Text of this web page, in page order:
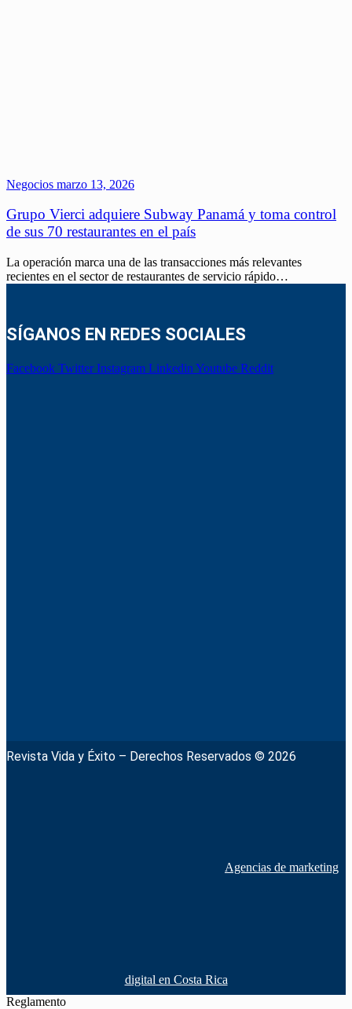
Negocios marzo 13, 2026
Grupo Vierci adquiere Subway Panamá y toma control
de sus 70 restaurantes en el país
La operación marca una de las transacciones más relevantes
recientes en el sector de restaurantes de servicio rápido…
SÍGANOS EN REDES SOCIALES
Facebook Twitter Instagram Linkedin Youtube Reddit
Revista Vida y Éxito – Derechos Reservados © 2026
Agencias de marketing
digital en Costa Rica
Reglamento